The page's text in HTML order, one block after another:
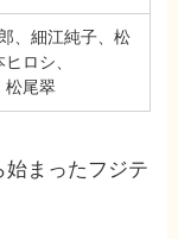
、細江純子、松
ヒロシ、
松尾翠
始まったフジテ